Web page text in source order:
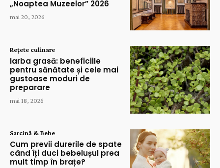
„Noaptea Muzeelor” 2026
mai 20, 2026
Rețete culinare
Iarba grasă: beneficiile
pentru sănătate și cele mai
gustoase moduri de
preparare
mai 18, 2026
Sarcină & Bebe
Cum previi durerile de spate
când îți duci bebelușul prea
mult timp în brațe?